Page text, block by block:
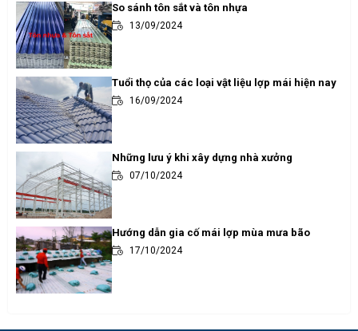
So sánh tôn sắt và tôn nhựa
13/09/2024
Tuổi thọ của các loại vật liệu lợp mái hiện nay
16/09/2024
Những lưu ý khi xây dựng nhà xưởng
07/10/2024
Hướng dẫn gia cố mái lợp mùa mưa bão
17/10/2024